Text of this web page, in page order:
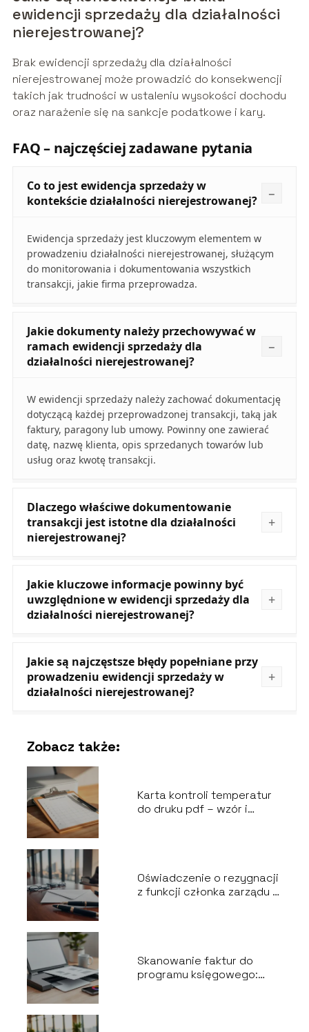
ewidencji sprzedaży dla działalności
nierejestrowanej?
Brak ewidencji sprzedaży dla działalności
nierejestrowanej może prowadzić do konsekwencji
takich jak trudności w ustaleniu wysokości dochodu
oraz narażenie się na sankcje podatkowe i kary.
FAQ – najczęściej zadawane pytania
Co to jest ewidencja sprzedaży w
kontekście działalności nierejestrowanej?
Ewidencja sprzedaży jest kluczowym elementem w
prowadzeniu działalności nierejestrowanej, służącym
do monitorowania i dokumentowania wszystkich
transakcji, jakie firma przeprowadza.
Jakie dokumenty należy przechowywać w
ramach ewidencji sprzedaży dla
działalności nierejestrowanej?
W ewidencji sprzedaży należy zachować dokumentację
dotyczącą każdej przeprowadzonej transakcji, taką jak
faktury, paragony lub umowy. Powinny one zawierać
datę, nazwę klienta, opis sprzedanych towarów lub
usług oraz kwotę transakcji.
Dlaczego właściwe dokumentowanie
transakcji jest istotne dla działalności
nierejestrowanej?
Jakie kluczowe informacje powinny być
uwzględnione w ewidencji sprzedaży dla
działalności nierejestrowanej?
Jakie są najczęstsze błędy popełniane przy
prowadzeniu ewidencji sprzedaży w
działalności nierejestrowanej?
Zobacz także:
Karta kontroli temperatur
do druku pdf – wzór i
Oświadczenie o rezygnacji
z funkcji członka zarządu –
Skanowanie faktur do
programu księgowego: